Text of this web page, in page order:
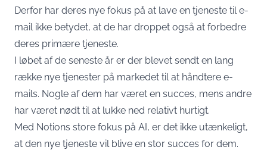
Derfor har deres nye fokus på at lave en tjeneste til e-
mail ikke betydet, at de har droppet også at forbedre
deres primære tjeneste.
I løbet af de seneste år er der blevet sendt en lang
række nye tjenester på markedet til at håndtere e-
mails. Nogle af dem har været en succes, mens andre
har været nødt til at lukke ned relativt hurtigt.
Med Notions store fokus på AI, er det ikke utænkeligt,
at den nye tjeneste vil blive en stor succes for dem.